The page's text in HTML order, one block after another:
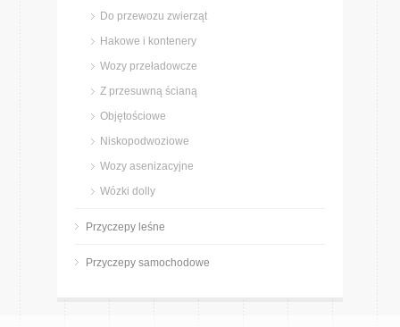
Do przewozu zwierząt
Hakowe i kontenery
Wozy przeładowcze
Z przesuwną ścianą
Objętościowe
Niskopodwoziowe
Wozy asenizacyjne
Wózki dolly
Przyczepy leśne
Przyczepy samochodowe